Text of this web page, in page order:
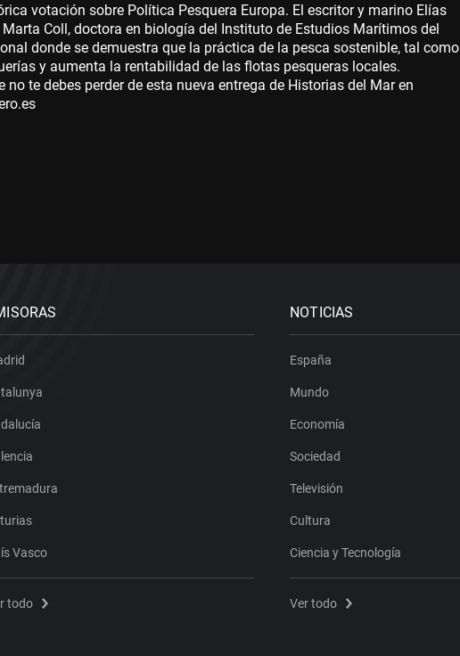
votación sobre Política Pesquera Europa. El escritor y marino Elías
Coll, doctora en biología del Instituto de Estudios Marítimos del
donde se demuestra que la práctica de la pesca sostenible, tal como
y aumenta la rentabilidad de las flotas pesqueras locales.
te debes perder de esta nueva entrega de Historias del Mar en
Vasco
todo
NOTICIAS
España
Mundo
Economía
Sociedad
Televisión
Cultura
Ciencia y Tecnología
Ver todo